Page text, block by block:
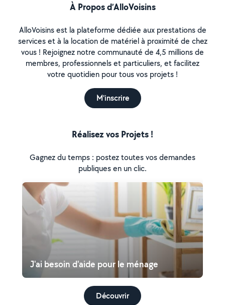
À Propos d’AlloVoisins
AlloVoisins est la plateforme dédiée aux prestations de
services et à la location de matériel à proximité de chez
vous ! Rejoignez notre communauté de 4,5 millions de
membres, professionnels et particuliers, et facilitez
votre quotidien pour tous vos projets !
M'inscrire
Réalisez vos Projets !
Gagnez du temps : postez toutes vos demandes
publiques en un clic.
J'ai besoin d'aide pour le ménage
Découvrir